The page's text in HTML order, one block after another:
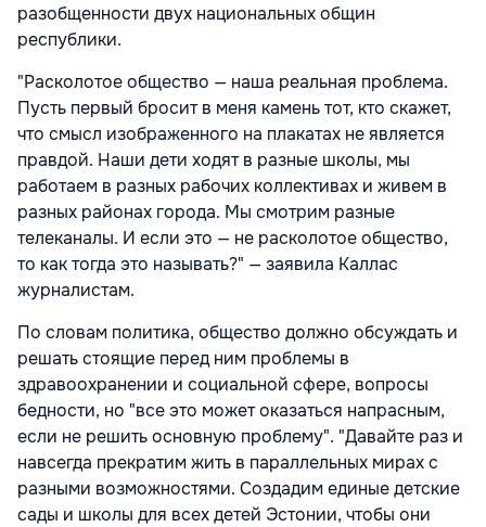
разобщенности двух национальных общин
республики.
"Расколотое общество — наша реальная проблема.
Пусть первый бросит в меня камень тот, кто скажет,
что смысл изображенного на плакатах не является
правдой. Наши дети ходят в разные школы, мы
работаем в разных рабочих коллективах и живем в
разных районах города. Мы смотрим разные
телеканалы. И если это — не расколотое общество,
то как тогда это называть?" — заявила Каллас
журналистам.
По словам политика, общество должно обсуждать и
решать стоящие перед ним проблемы в
здравоохранении и социальной сфере, вопросы
бедности, но "все это может оказаться напрасным,
если не решить основную проблему". "Давайте раз и
навсегда прекратим жить в параллельных мирах с
разными возможностями. Создадим единые детские
сады и школы для всех детей Эстонии, чтобы они